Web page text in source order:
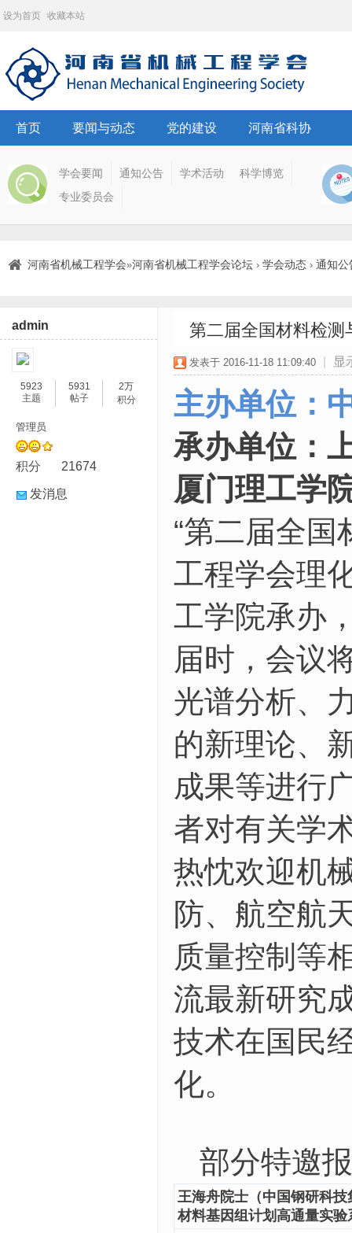
设为首页 收藏本站
首页 要闻与动态 党的建设 河南省科协
学会要闻 通知公告 学术活动
科学博览
专业委员会
河南省机械工程学会»河南省机械工程学会论坛 › 学会动态 › 通知公
admin
5923
主题
5931
帖子
2万
积分
管理员
积分 21674
发消息
第二届全国材料检测
发表于 2016-11-18 11:09:40 显
主办单位：
承办单位：
厦门理工学
“第二届全国
工程学会理
工学院承办
届时，会议
光谱分析、
的新理论、
成果等进行
者对有关学
热忱欢迎机
防、航空航
质量控制等
流最新研究
技术在国民
化。
部分特邀
王海舟院士（中国钢研科
材料基因组计划高通量实